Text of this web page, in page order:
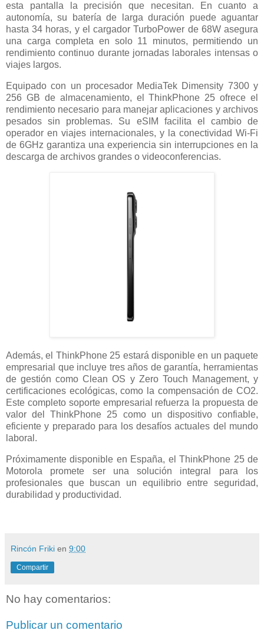
esta pantalla la precisión que necesitan. En cuanto a
autonomía, su batería de larga duración puede aguantar
hasta 34 horas, y el cargador TurboPower de 68W asegura
una carga completa en solo 11 minutos, permitiendo un
rendimiento continuo durante jornadas laborales intensas o
viajes largos.
Equipado con un procesador MediaTek Dimensity 7300 y
256 GB de almacenamiento, el ThinkPhone 25 ofrece el
rendimiento necesario para manejar aplicaciones y archivos
pesados sin problemas. Su eSIM facilita el cambio de
operador en viajes internacionales, y la conectividad Wi-Fi
de 6GHz garantiza una experiencia sin interrupciones en la
descarga de archivos grandes o videoconferencias.
Además, el ThinkPhone 25 estará disponible en un paquete
empresarial que incluye tres años de garantía, herramientas
de gestión como Clean OS y Zero Touch Management, y
certificaciones ecológicas, como la compensación de CO2.
Este completo soporte empresarial refuerza la propuesta de
valor del ThinkPhone 25 como un dispositivo confiable,
eficiente y preparado para los desafíos actuales del mundo
laboral.
Próximamente disponible en España, el ThinkPhone 25 de
Motorola promete ser una solución integral para los
profesionales que buscan un equilibrio entre seguridad,
durabilidad y productividad.
Rincón Friki en 9:00
Compartir
No hay comentarios:
Publicar un comentario